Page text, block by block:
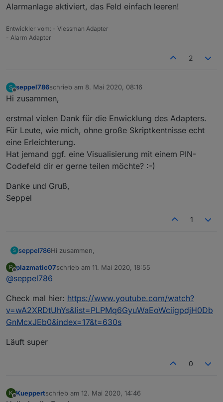
Alarmanlage aktiviert, das Feld einfach leeren!
Entwickler vom: - Viessman Adapter
- Alarm Adapter
2
S
Offline
seppel786schrieb am 8. Mai 2020, 08:16
zuletzt editiert von
Hi zusammen,
erstmal vielen Dank für die Enwicklung des Adapters.
Für Leute, wie mich, ohne große Skriptkentnisse echt
eine Erleichterung.
Hat jemand ggf. eine Visualisierung mit einem PIN-
Codefeld dir er gerne teilen möchte? :-)
Danke und Gruß,
Seppel
1
S seppel786Hi zusammen,
erstmal vielen Dank für die Enwicklung des
Adapters.
echt eine Erleichterung.
Hat jemand ggf. eine Visualisierung mit einem PIN-
Codefeld dir er gerne teilen möchte? :-)
Seppel
P plazmatic07schrieb am 11. Mai 2020, 18:55
zuletzt editiert von
@seppel786
Check mal hier: https://www.youtube.com/watch?
v=wA2XRDtUhYs&list=PLPMq6GyuWaEoWciigpdjH0Db
GnMcxJEb0&index=17&t=630s
Läuft super
0
K
Offline
Kueppertschrieb am 12. Mai 2020, 14:46
zuletzt editiert von